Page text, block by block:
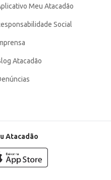
Meu Atacadão
Social
Atacadão
Atacadão